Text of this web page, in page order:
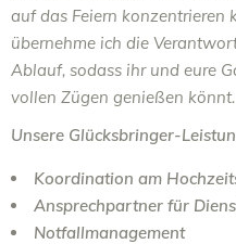
auf das Feiern konzentrieren
übernehme ich die
Ablauf, sodass ihr und eure
vollen Zügen genießen könnt.
Unsere Glücksbringer-
Koordination am
Ansprechpartner für
Notfallmanagement